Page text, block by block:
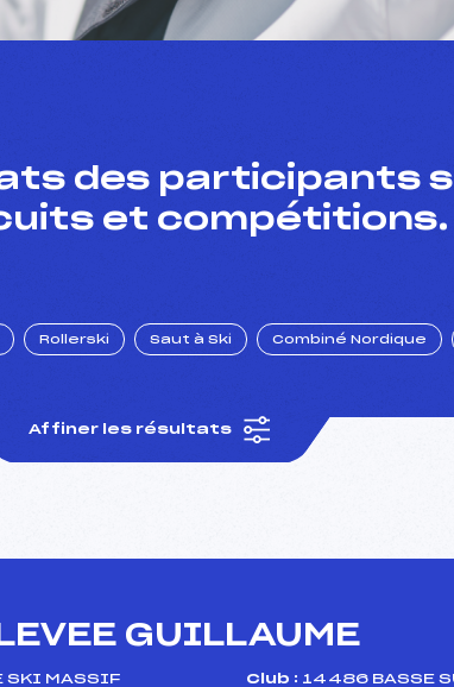
des participants
et compétitions.
Rollerski Saut à Ski Combiné Nordique
Affiner les résultats
GUILLAUME
SKI MASSIF
Club : 14486 BASSE